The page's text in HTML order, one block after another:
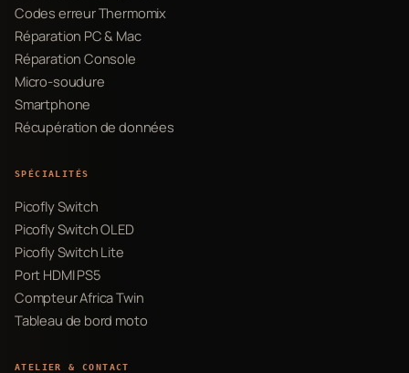
Codes erreur Thermomix
Réparation PC & Mac
Réparation Console
Micro-soudure
Smartphone
Récupération de données
SPÉCIALITÉS
Picofly Switch
Picofly Switch OLED
Picofly Switch Lite
Port HDMI PS5
Compteur Africa Twin
Tableau de bord moto
ATELIER & CONTACT